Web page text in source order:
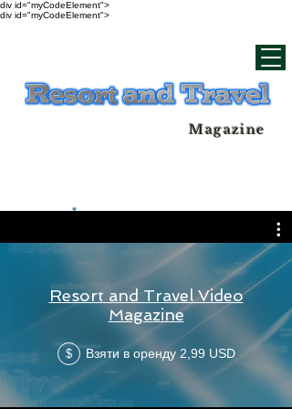
div id="myCodeElement">
div id="myCodeElement">
Magazine
Resort and Travel Video
Magazine
$ Взяти в оренду 2,99 USD